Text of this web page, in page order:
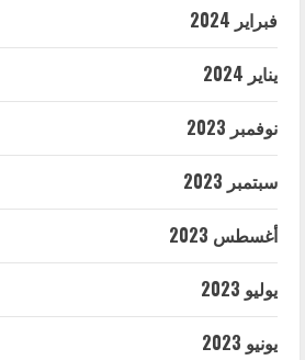
فبراير 2024
يناير 2024
نوفمبر 2023
سبتمبر 2023
أغسطس 2023
يوليو 2023
يونيو 2023